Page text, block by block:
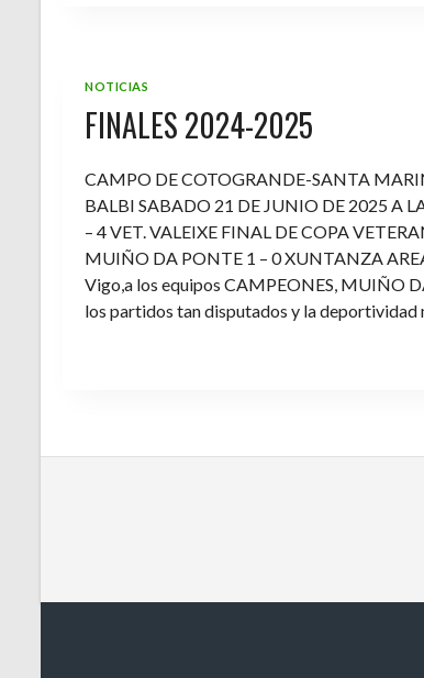
NOTICIAS
FINALES 2024-2025
CAMPO DE COTOGRANDE-SANTA
BALBI SABADO 21 DE JUNIO DE 2025 A
– 4 VET. VALEIXE FINAL DE COPA
MUIÑO DA PONTE 1 – 0 XUNTANZA
Vigo,a los equipos CAMPEONES, MUIÑO
los partidos tan disputados y la deportividad